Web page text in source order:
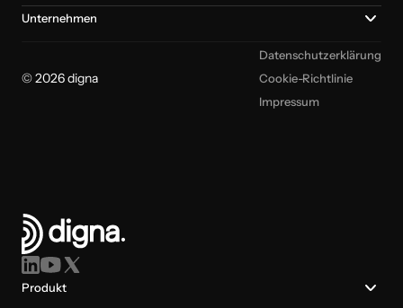
Unternehmen
© 2026 digna
Datenschutzerklärung
Cookie-Richtlinie
Impressum
Produkt